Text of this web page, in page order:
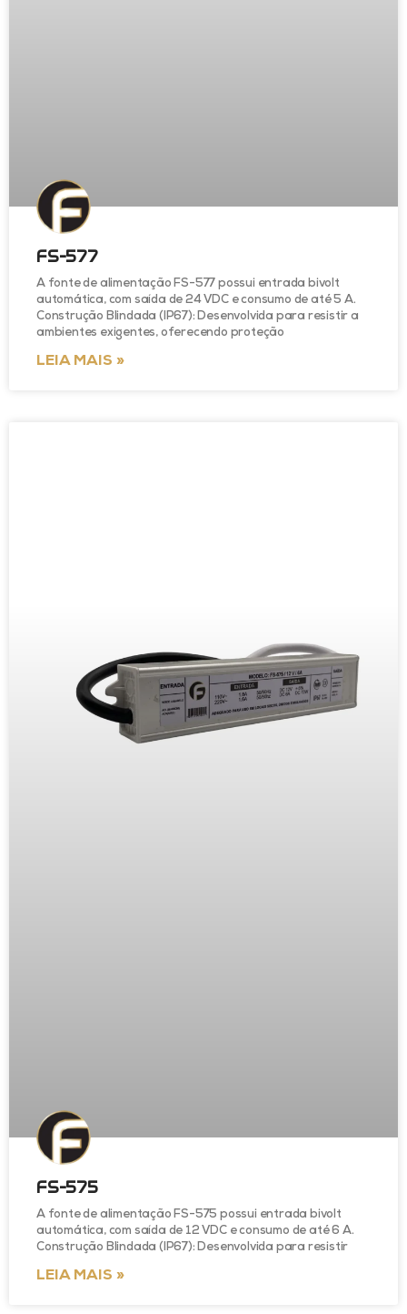
FS-577
A fonte de alimentação FS-577 possui entrada bivolt
automática, com saída de 24 VDC e consumo de até 5 A.
Construção Blindada (IP67): Desenvolvida para resistir a
ambientes exigentes, oferecendo proteção
LEIA MAIS »
FS-575
A fonte de alimentação FS-575 possui entrada bivolt
automática, com saída de 12 VDC e consumo de até 6 A.
Construção Blindada (IP67): Desenvolvida para resistir
LEIA MAIS »